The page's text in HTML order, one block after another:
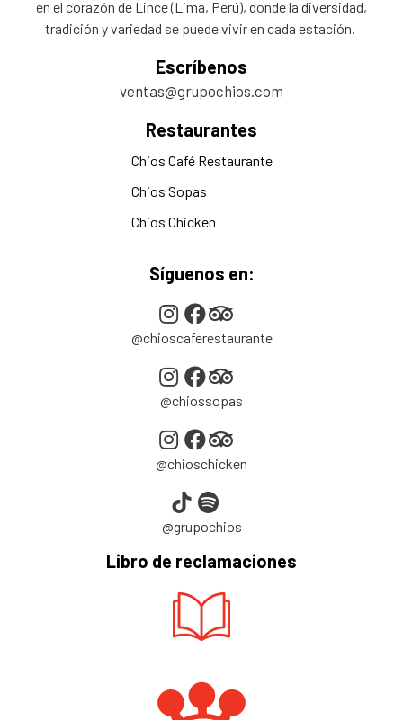
en el corazón de Lince (Lima, Perú), donde la diversidad,
tradición y variedad se puede vivir en cada estación.
Escríbenos
ventas@grupochios.com
Restaurantes
Chios Café Restaurante
Chios Sopas
Chios Chicken
Síguenos en:
@chioscaferestaurante
@chiossopas
@chioschicken
@grupochios
Libro de reclamaciones